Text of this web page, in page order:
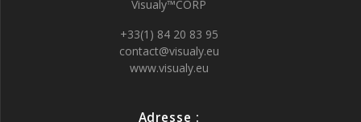
Visualy™CORP
+33(1) 84 20 83 95
contact@visualy.eu
www.visualy.eu
Adresse :